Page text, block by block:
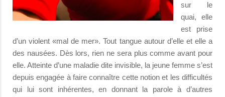
sur le
quai, elle
est prise
d’un violent «mal de mer». Tout tangue autour d’elle et elle a
des nausées. Dès lors, rien ne sera plus comme avant pour
elle. Atteinte d’une maladie dite invisible, la jeune femme s’est
depuis engagée à faire connaître cette notion et les difficultés
qui lui sont inhérentes, en donnant la parole à d’autres